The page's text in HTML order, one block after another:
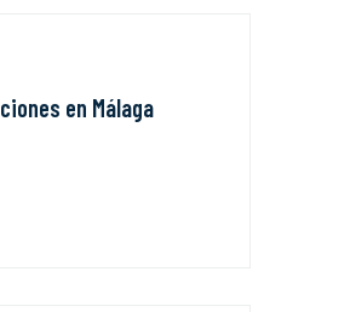
en Málaga